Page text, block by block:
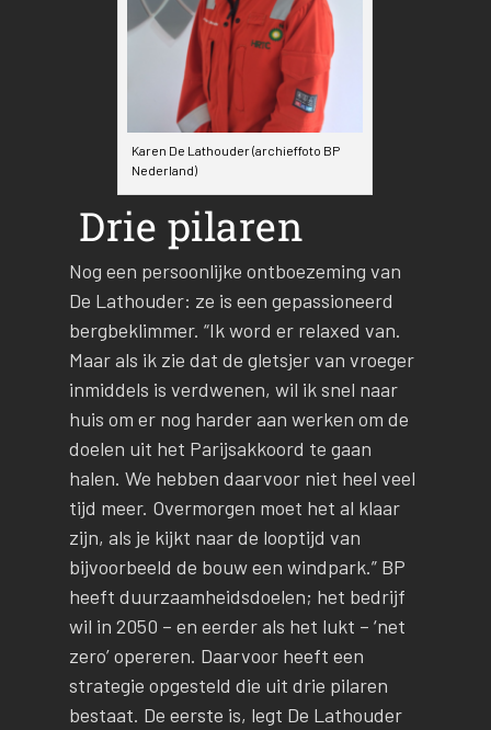
Karen De Lathouder (archieffoto BP
Nederland)
Drie pilaren
Nog een persoonlijke ontboezeming van
De Lathouder: ze is een gepassioneerd
bergbeklimmer. “Ik word er relaxed van.
Maar als ik zie dat de gletsjer van vroeger
inmiddels is verdwenen, wil ik snel naar
huis om er nog harder aan werken om de
doelen uit het Parijsakkoord te gaan
halen. We hebben daarvoor niet heel veel
tijd meer. Overmorgen moet het al klaar
zijn, als je kijkt naar de looptijd van
bijvoorbeeld de bouw een windpark.” BP
heeft duurzaamheidsdoelen; het bedrijf
wil in 2050 – en eerder als het lukt – ‘net
zero’ opereren. Daarvoor heeft een
strategie opgesteld die uit drie pilaren
bestaat. De eerste is, legt De Lathouder